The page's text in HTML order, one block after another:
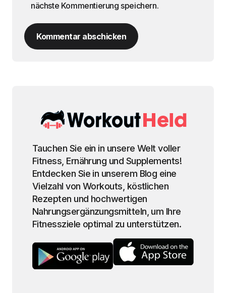
nächste Kommentierung speichern.
Kommentar abschicken
Tauchen Sie ein in unsere Welt voller
Fitness, Ernährung und Supplements!
Entdecken Sie in unserem Blog eine
Vielzahl von Workouts, köstlichen
Rezepten und hochwertigen
Nahrungsergänzungsmitteln, um Ihre
Fitnessziele optimal zu unterstützen.